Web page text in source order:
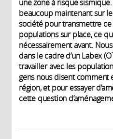
une zone à risque
beaucoup maintenant sur
société pour transmettre ce
populations sur place, ce
nécessairement avant.
dans le cadre d’un Labex
travailler avec les
gens nous disent comment
région, et pour essayer
cette question